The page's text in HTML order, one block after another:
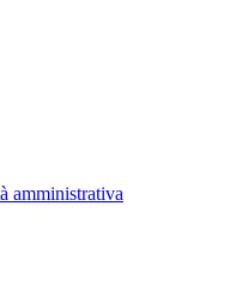
amministrativa